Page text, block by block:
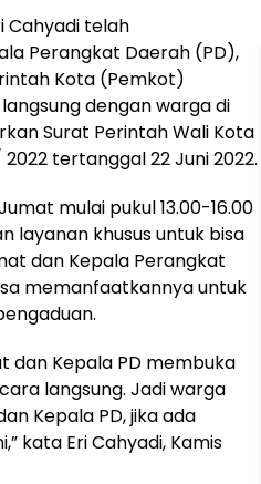
Cahyadi telah
Perangkat Daerah (PD),
Kota (Pemkot)
dengan warga di
Surat Perintah Wali Kota
tertanggal 22 Juni 2022.
mulai pukul 13.00-16.00
layanan khusus untuk bisa
dan Kepala Perangkat
memanfaatkannya untuk
dan Kepala PD membuka
langsung. Jadi warga
Kepala PD, jika ada
kata Eri Cahyadi, Kamis